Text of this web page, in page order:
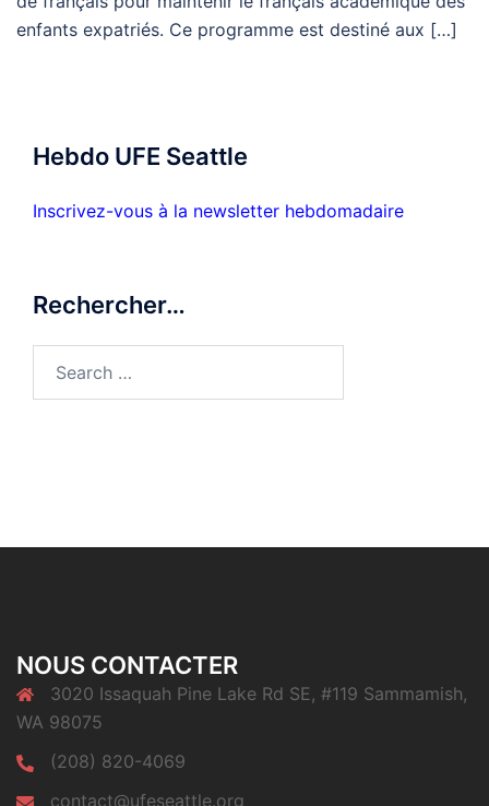
enfants expatriés. Ce programme est destiné aux […]
Hebdo UFE Seattle
Inscrivez-vous à la newsletter hebdomadaire
Rechercher…
for:
NOUS CONTACTER
3020 Issaquah Pine Lake Rd SE, #119 Sammamish,
WA 98075
(208) 820-4069
contact@ufeseattle.org